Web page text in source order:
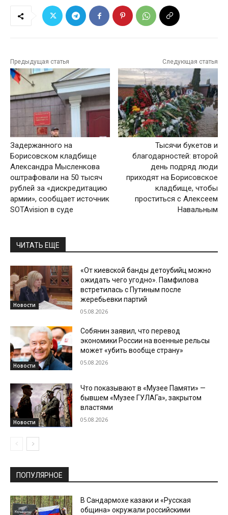
Предыдущая статья
Задержанного на
Борисовском кладбище
Александра Мысленкова
оштрафовали на 50 тысяч
рублей за «дискредитацию
армии», сообщает источник
SOTAvision в суде
Следующая статья
Тысячи букетов и
благодарностей: второй
день подряд люди
приходят на Борисовское
кладбище, чтобы
проститься с Алексеем
Навальным
ЧИТАТЬ ЕЩЕ
Новости
«От киевской банды детоубийц можно
ожидать чего угодно». Памфилова
встретилась с Путиным после
жеребьевки партий
05.08.2026
Новости
Собянин заявил, что перевод
экономики России на военные рельсы
может «убить вообще страну»
05.08.2026
Новости
Что показывают в «Музее Памяти» —
бывшем «Музее ГУЛАГа», закрытом
властями
05.08.2026
ПОПУЛЯРНОЕ
В Сандармохе казаки и «Русская
община» окружали российскими